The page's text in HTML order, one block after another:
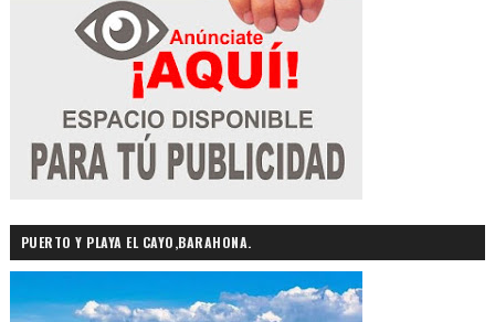
PUERTO Y PLAYA EL CAYO,BARAHONA.